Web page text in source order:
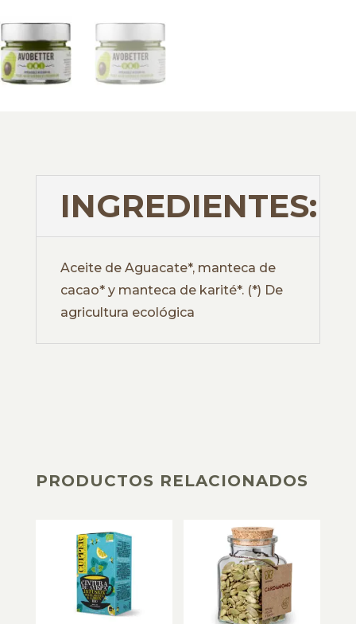
INGREDIENTES:
Aceite de Aguacate*, manteca de
cacao* y manteca de karité*. (*) De
agricultura ecológica
PRODUCTOS RELACIONADOS